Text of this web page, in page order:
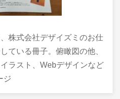
株式会社デザイズミのお仕
ている冊子。俯瞰図の他、
ラスト、Webデザインなど
ジ